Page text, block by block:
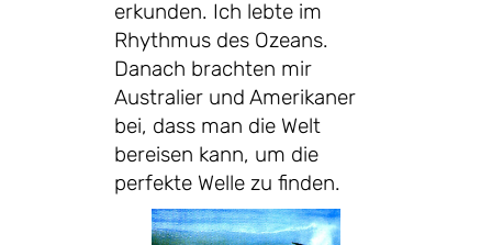
erkunden. Ich lebte im
Rhythmus des Ozeans.
Danach brachten mir
Australier und Amerikaner
bei, dass man die Welt
bereisen kann, um die
perfekte Welle zu finden.